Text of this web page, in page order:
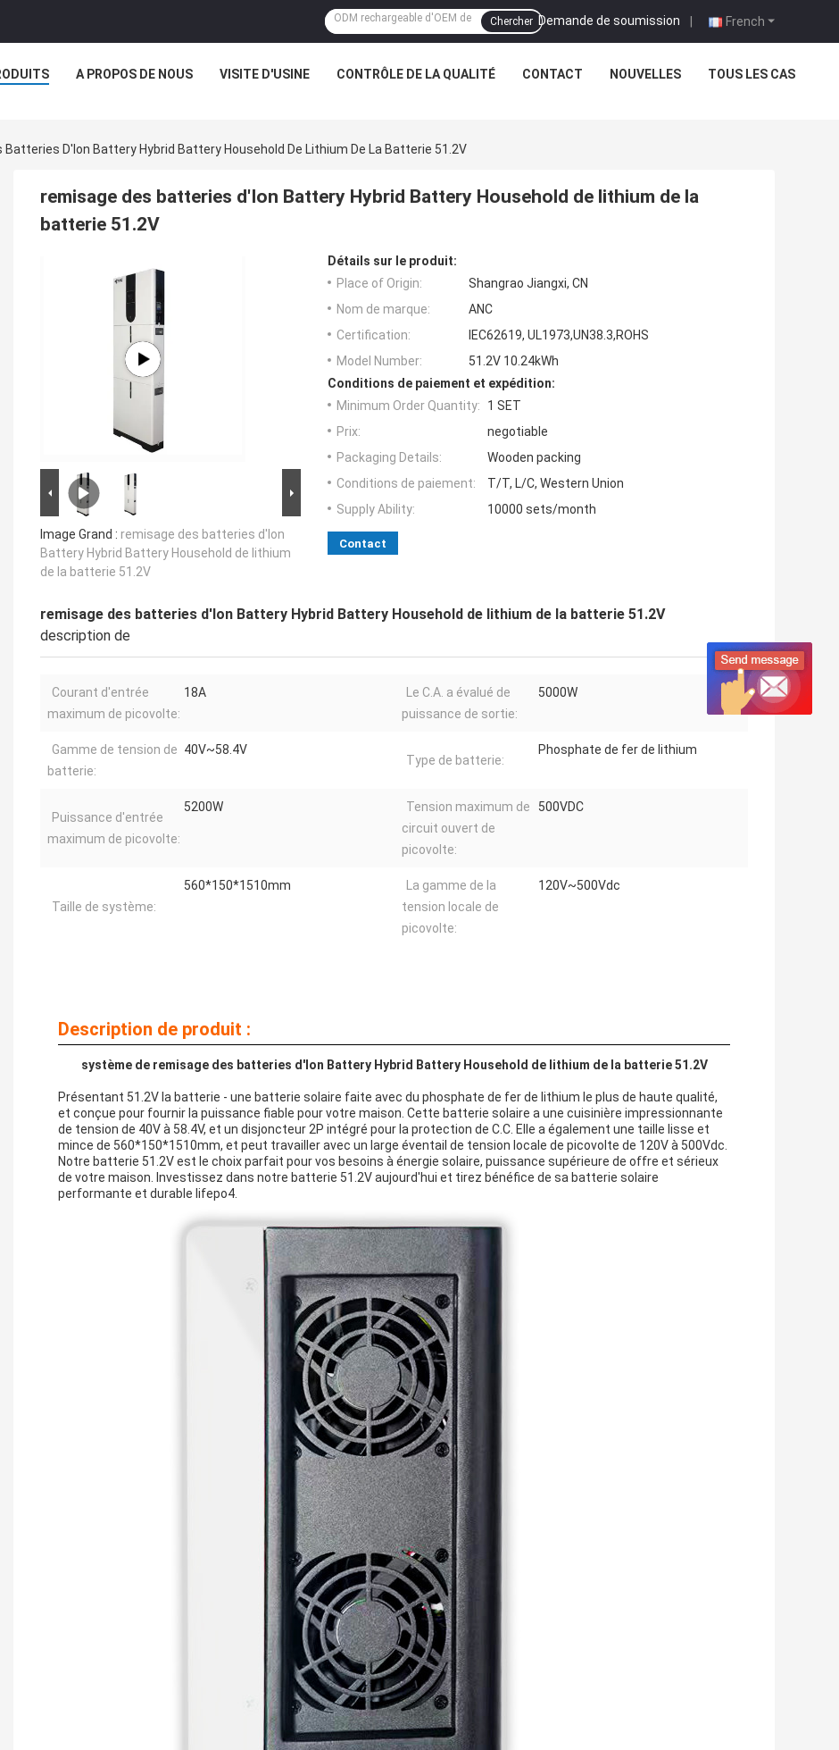
French
Demande de soumission |
Chercher
A PROPOS DE NOUS VISITE D'USINE CONTRÔLE DE LA QUALITÉ CONTACT NOUVELLES TOUS LES CAS
Batteries D'Ion Battery Hybrid Battery Household De Lithium De La Batterie 51.2V
remisage des batteries d'Ion Battery Hybrid Battery Household de lithium de la
batterie 51.2V
Image Grand : remisage des batteries d'Ion
Battery Hybrid Battery Household de lithium
de la batterie 51.2V
Détails sur le produit:
Place of Origin:
Shangrao Jiangxi, CN
Nom de marque:
ANC
Certification:
IEC62619, UL1973,UN38.3,ROHS
Model Number:
51.2V 10.24kWh
Conditions de paiement et expédition:
Minimum Order Quantity:
1 SET
Prix:
negotiable
Packaging Details:
Wooden packing
Conditions de paiement:
T/T, L/C, Western Union
Supply Ability:
10000 sets/month
Contact
remisage des batteries d'Ion Battery Hybrid Battery Household de lithium de la batterie 51.2V
description de
Courant d'entrée
maximum de picovolte:
18A
Le C.A. a évalué de
puissance de sortie:
5000W
Gamme de tension de
batterie:
40V~58.4V
Type de batterie:
Phosphate de fer de lithium
Puissance d'entrée
maximum de picovolte:
5200W
Tension maximum de
circuit ouvert de
picovolte:
500VDC
Taille de système:
560*150*1510mm
La gamme de la
tension locale de
picovolte:
120V~500Vdc
Description de produit :
système de remisage des batteries d'Ion Battery Hybrid Battery Household de lithium de la batterie 51.2V
Présentant 51.2V la batterie - une batterie solaire faite avec du phosphate de fer de lithium le plus de haute qualité,
et conçue pour fournir la puissance fiable pour votre maison. Cette batterie solaire a une cuisinière impressionnante
de tension de 40V à 58.4V, et un disjoncteur 2P intégré pour la protection de C.C. Elle a également une taille lisse et
mince de 560*150*1510mm, et peut travailler avec un large éventail de tension locale de picovolte de 120V à 500Vdc.
Notre batterie 51.2V est le choix parfait pour vos besoins à énergie solaire, puissance supérieure de offre et sérieux
de votre maison. Investissez dans notre batterie 51.2V aujourd'hui et tirez bénéfice de sa batterie solaire
performante et durable lifepo4.